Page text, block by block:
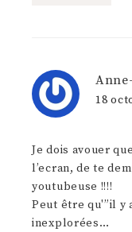
18
Je dois avouer
l’ecran, de te
youtubeuse !!!!
Peut être qu'”il y
inexplorées…